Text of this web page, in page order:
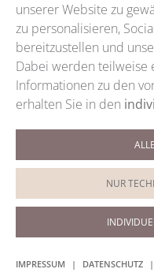
+49 (0)9921 5959
Termine / WhatsApp
0151 200 88028
unserer Website zu
zu personalisieren,
bereitzustellen und
Dabei werden teilweise
Informationen zu den
erhalten Sie in den
NUR
IMPRESSUM | DATENSCHUTZ |